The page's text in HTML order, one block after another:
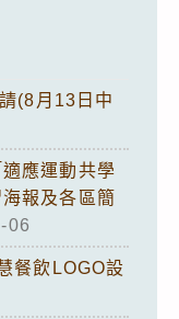
(8月13日中
應運動共學
報及各區簡
06
餐飲LOGO設